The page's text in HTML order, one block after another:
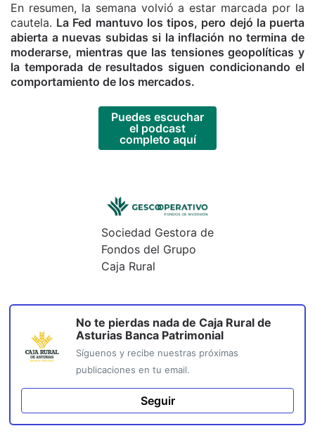
En resumen, la semana volvió a estar marcada por la
cautela. La Fed mantuvo los tipos, pero dejó la puerta
abierta a nuevas subidas si la inflación no termina de
moderarse, mientras que las tensiones geopolíticas y
la temporada de resultados siguen condicionando el
comportamiento de los mercados.
Puedes escuchar
el podcast
completo aquí
Sociedad Gestora de
Fondos del Grupo
Caja Rural
No te pierdas nada de Caja Rural de
Asturias Banca Patrimonial
Síguenos y recibe nuestras próximas
publicaciones en tu email.
Seguir